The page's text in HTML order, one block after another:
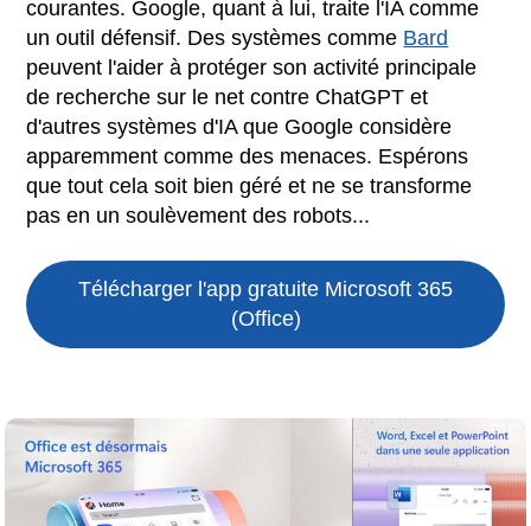
courantes. Google, quant à lui, traite l'IA comme
un outil défensif. Des systèmes comme Bard
peuvent l'aider à protéger son activité principale
de recherche sur le net contre ChatGPT et
d'autres systèmes d'IA que Google considère
apparemment comme des menaces. Espérons
que tout cela soit bien géré et ne se transforme
pas en un soulèvement des robots...
Télécharger l'app gratuite Microsoft 365
(Office)